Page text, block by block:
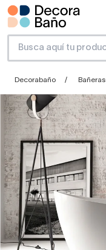
Decorabaño Bañeras